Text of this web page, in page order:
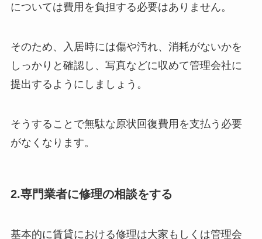
については費用を負担する必要はありません。
そのため、入居時には傷や汚れ、消耗がないかを
しっかりと確認し、写真などに収めて管理会社に
提出するようにしましょう。
そうすることで無駄な原状回復費用を支払う必要
がなくなります。
2.専門業者に修理の相談をする
基本的に賃貸における修理は大家もしくは管理会